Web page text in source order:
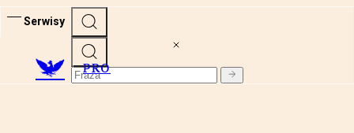
Serwisy
PRO